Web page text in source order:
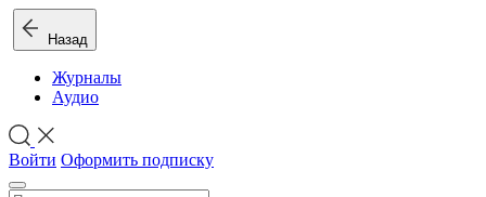
Назад
Журналы
Аудио
Войти Оформить подписку